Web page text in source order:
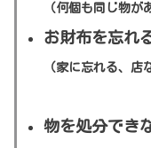
（何個も同じ物が
お財布を忘れ
（家に忘れる、店
物を処分でき